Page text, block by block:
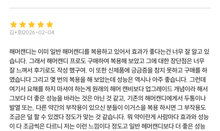
김*호2026-02-04
해머캔디는 이미 일반 해머캔디를 복용하고 있어서 효과가 좋다는건 너무 잘 알고 있
습니다. 그래서 해머캔디 프로도 구매하여 복용해 보았고 그에 대한 장단점은 너무
잘 느껴서 후기로도 작성 했구여. 이 또한 신제품에 긍금증을 참지 못하고 구매를 하
였습니다 그리고 몇 번의 복용을 해 보았는데 성능은 역시나 아주 좋습니다. 그런데
여기서 요해를 하지 마셔야 하는게 원래의 해머 캔비보다 업그레이드 개념이라 해서
그보다 더 좋은 성능을 바라는 것은 아닌 것 같고, 기존의 해머캔디에게서 두통이나
발열 또는, 다른 약간의 부작용이 있으신 분들이 이거스을 복용 하시면 그 부작용도
조금은 덜 할 수 있겠다 정도가 맞는 것 같습니다. 뭐 약이란게 사람마다 효과와 성능
이 다 조금씩은 다르니 저는 이런 느낌이다 정도고 일반 헤머캔디보다 더 좋은 성능